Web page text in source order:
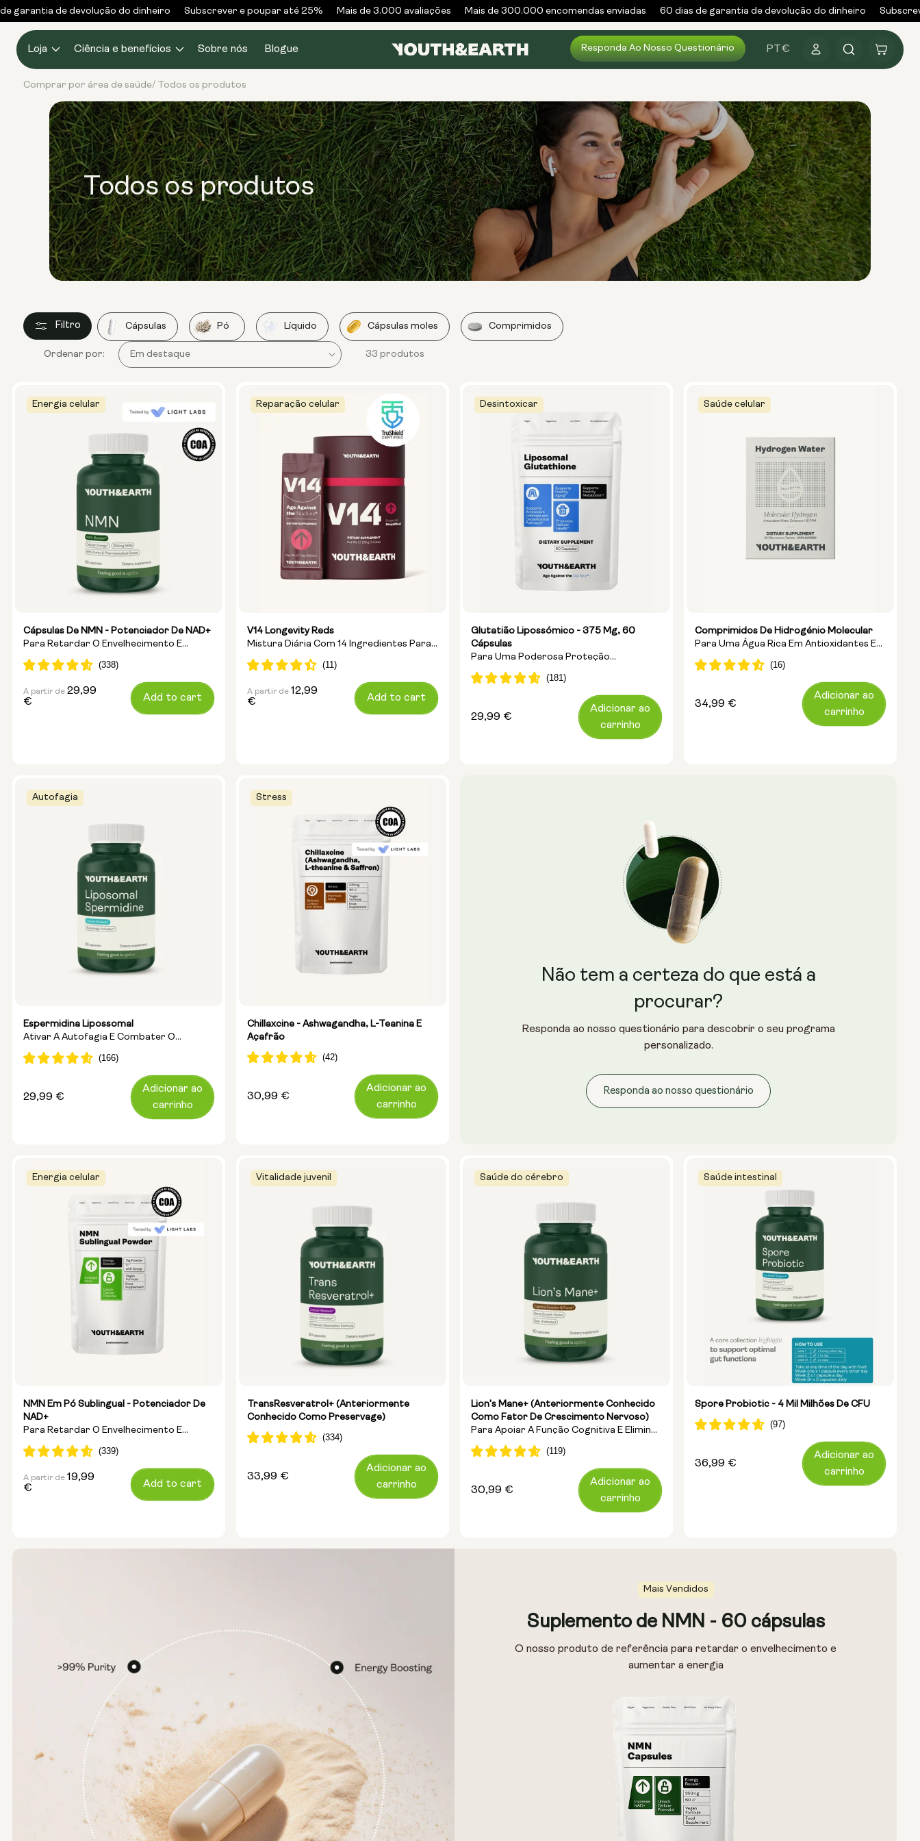
para o
garantia de devolução do dinheiro Subscrever e poupar até 25% Mais de 3.000 avaliações Mais de 300.000 encomendas enviadas 60 dias de garantia de devolução do dinheiro
Loja Ciência e benefícios Sobre nós Blogue Responda Ao Nosso Questionário PT€
sessão
Carrinho
Comprar por área de saúde/ Todos os produtos
Todos os produtos
Filtro Cápsulas Pó Líquido Cápsulas moles Comprimidos
Ordenar por: 33 produtos
Energia celular
Cápsulas De NMN - Potenciador De NAD+
Para Retardar O Envelhecimento E
Aumentar A Energia
Tamanho da cápsula:
500mg
Preço
A partir de 29,99
€
Add to cart
Reparação celular
V14 Longevity Reds
Mistura Diária Com 14 Ingredientes Para
A Longevidade
Garrafa de vidro (400 ml)
Tamanho:
14 saquetas
Preço
A partir de 12,99
€
Add to cart
Desintoxicar
Glutatião Lipossómico - 375 Mg, 60
Cápsulas
Para Uma Poderosa Proteção
Antioxidante E Desintoxicação Celular
Preço
29,99 €
Adicionar ao
carrinho
Saúde celular
Comprimidos De Hidrogénio Molecular
Para Uma Água Rica Em Antioxidantes E
Energia Celular
Preço
34,99 €
Adicionar ao
carrinho
Autofagia
Espermidina Lipossomal
Ativar A Autofagia E Combater O
Envelhecimento
Preço
29,99 €
Adicionar ao
carrinho
Stress
Chillaxcine - Ashwagandha, L-Teanina E
Açafrão
Preço
30,99 €
Adicionar ao
carrinho
Energia celular
NMN Em Pó Sublingual - Potenciador De
NAD+
Para Retardar O Envelhecimento E
Aumentar A Energia
Preço
A partir de 19,99
€
Add to cart
Vitalidade juvenil
TransResveratrol+ (anteriormente
Conhecido Como Preservage)
Preço
33,99 €
Adicionar ao
carrinho
Saúde do cérebro
Lion's Mane+ (anteriormente Conhecido
Como Fator De Crescimento Nervoso)
Para Apoiar A Função Cognitiva E Eliminar
A Confusão Mental
Preço
30,99 €
Adicionar ao
carrinho
Saúde intestinal
Spore Probiotic - 4 Mil Milhões De CFU
Preço
36,99 €
Adicionar ao
carrinho
Mais Vendidos
Suplemento de NMN - 60 cápsulas
O nosso produto de referência para retardar o envelhecimento e
aumentar a energia
Não tem a certeza do que está a
procurar?
Responda ao nosso questionário para descobrir o seu programa
personalizado.
Responda ao nosso questionário